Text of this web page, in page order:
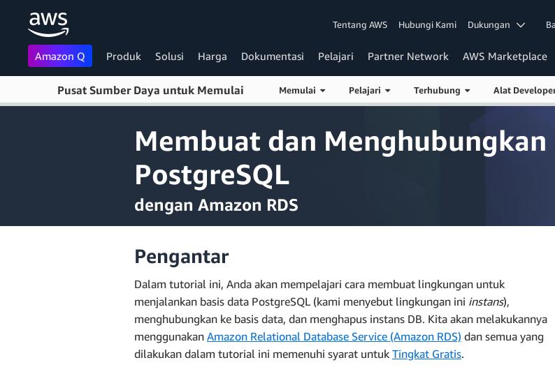
Lewati ke Konten Utama
Tentang AWS Hubungi Kami Dukungan
Amazon Q Produk Solusi Harga Dokumentasi Pelajari Partner Network AWS Marketplace
Pusat Sumber Daya untuk Memulai Memulai Pelajari Terhubung Alat
Membuat dan Menghubungkan
PostgreSQL
dengan Amazon RDS
Pengantar
Dalam tutorial ini, Anda akan mempelajari cara membuat lingkungan untuk
menjalankan basis data PostgreSQL (kami menyebut lingkungan ini instans),
menghubungkan ke basis data, dan menghapus instans DB. Kita akan melakukannya
menggunakan Amazon Relational Database Service (Amazon RDS) dan semua yang
dilakukan dalam tutorial ini memenuhi syarat untuk Tingkat Gratis.